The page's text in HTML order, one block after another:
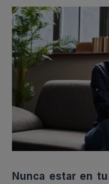
Nunca estar en